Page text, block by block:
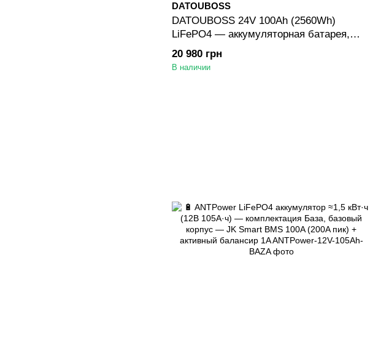
DATOUBOSS
DATOUBOSS 24V 100Ah (2560Wh)
LiFePO4 — аккумуляторная батарея,
Deep Cycle, 100A BMS, для
автодома/DIY, для солнечных и
20 980 грн
В наличии